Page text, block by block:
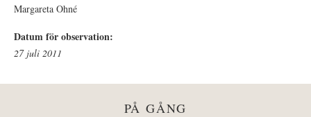
Margareta Ohné
Datum för observation:
27 juli 2011
PÅ GÅNG